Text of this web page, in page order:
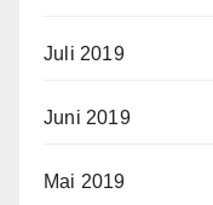
Juli 2019
Juni 2019
Mai 2019